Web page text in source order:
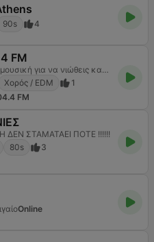
90s 4
FM
Μουσική για να ακούς, μουσική για να νιώθεις καλά κάθε στιγμή της ημέρας.#feelinggood
Χορός / EDM
1
FM
ΣΤΑΜΑΤΑΕΙ ΠΟΤΕ !!!!!!
80s
3
Online